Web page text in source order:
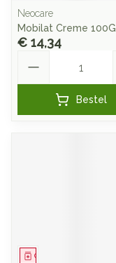
Neocare
Mobilat Creme 100G
€ 14,34
Bestel
Geneesmiddel